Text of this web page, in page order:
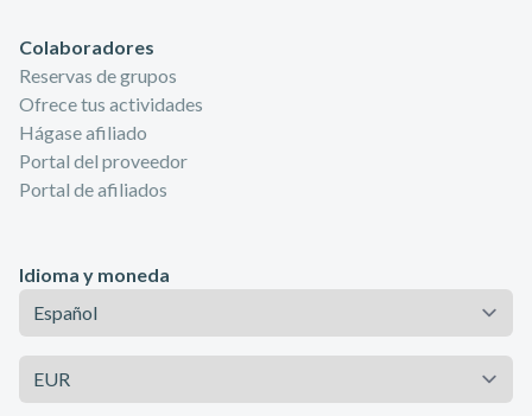
Colaboradores
Reservas de grupos
Ofrece tus actividades
Hágase afiliado
Portal del proveedor
Portal de afiliados
Idioma y moneda